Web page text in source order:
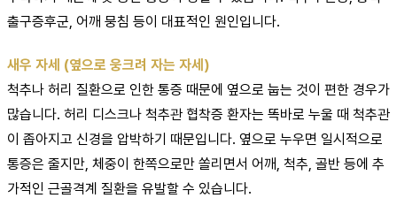
출구증후군, 어깨 뭉침 등이 대표적인 원인입니다.
새우 자세 (옆으로 웅크려 자는 자세)
척추나 허리 질환으로 인한 통증 때문에 옆으로 눕는 것이 편한 경우가
많습니다. 허리 디스크나 척추관 협착증 환자는 똑바로 누울 때 척추관
이 좁아지고 신경을 압박하기 때문입니다. 옆으로 누우면 일시적으로
통증은 줄지만, 체중이 한쪽으로만 쏠리면서 어깨, 척추, 골반 등에 추
가적인 근골격계 질환을 유발할 수 있습니다.